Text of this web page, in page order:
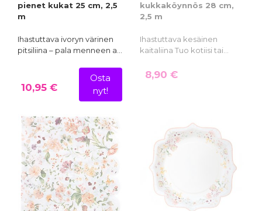
pienet kukat 25 cm, 2,5
m
Ihastuttava ivoryn värinen
pitsiliina – pala menneen a…
10,95 €
Osta
nyt!
kukkaköynnös 28 cm,
2,5 m
Ihastuttava kesäinen
kaitaliina Tuo kotiisi tai…
8,90 €